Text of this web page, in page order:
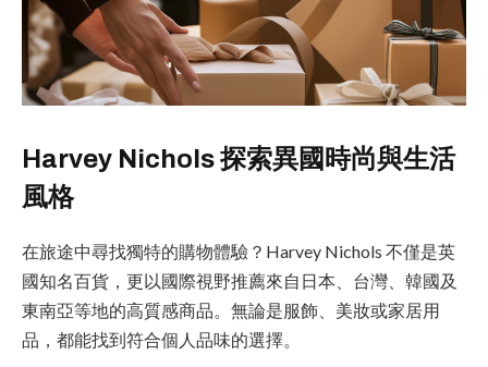
Harvey Nichols 探索異國時尚與生活
風格
在旅途中尋找獨特的購物體驗？Harvey Nichols 不僅是英
國知名百貨，更以國際視野推薦來自日本、台灣、韓國及
東南亞等地的高質感商品。無論是服飾、美妝或家居用
品，都能找到符合個人品味的選擇。